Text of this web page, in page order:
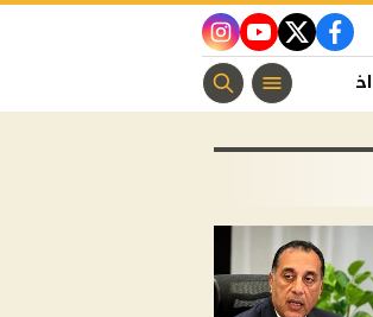
facebook
twitter
youtube
instagram
اخبار الفن منوعات مسيحية